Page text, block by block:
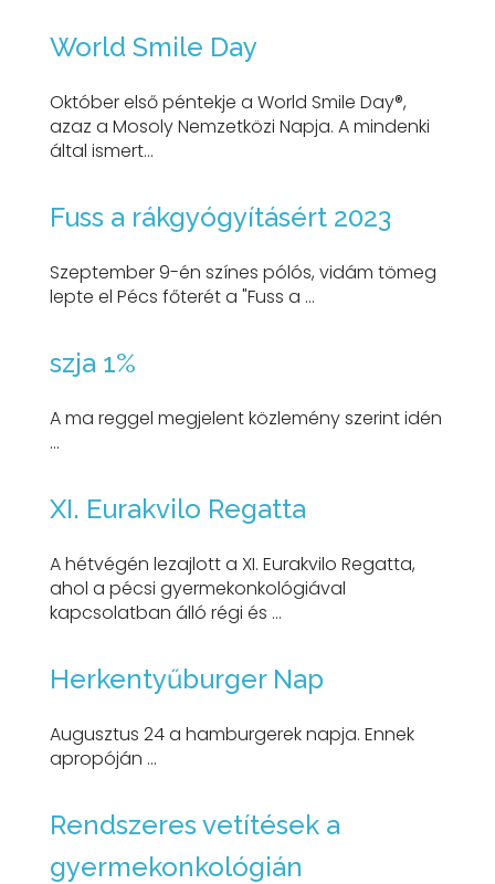
World Smile Day
Október első péntekje a World Smile Day®,
azaz a Mosoly Nemzetközi Napja. A mindenki
által ismert...
Fuss a rákgyógyításért 2023
Szeptember 9-én színes pólós, vidám tömeg
lepte el Pécs főterét a "Fuss a ...
szja 1%
A ma reggel megjelent közlemény szerint idén
...
XI. Eurakvilo Regatta
A hétvégén lezajlott a XI. Eurakvilo Regatta,
ahol a pécsi gyermekonkológiával
kapcsolatban álló régi és ...
Herkentyűburger Nap
Augusztus 24 a hamburgerek napja. Ennek
apropóján ...
Rendszeres vetítések a
gyermekonkológián